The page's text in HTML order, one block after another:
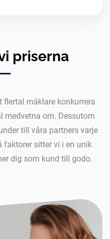
priserna
flertal mäklare konkurrera
medvetna om. Dessutom
till våra partners varje
faktorer sitter vi i en unik
dig som kund till godo.